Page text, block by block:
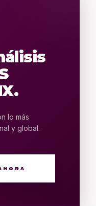
lo más
y global.